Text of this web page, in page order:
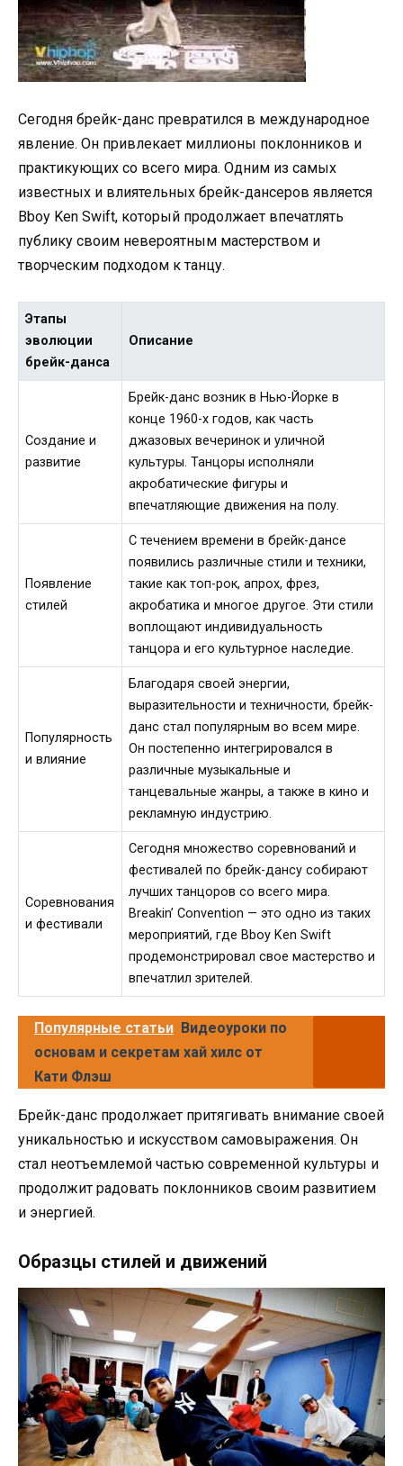
Сегодня брейк-данс превратился в международное
явление. Он привлекает миллионы поклонников и
практикующих со всего мира. Одним из самых
известных и влиятельных брейк-дансеров является
Bboy Ken Swift, который продолжает впечатлять
публику своим невероятным мастерством и
творческим подходом к танцу.
Этапы
эволюции
брейк-данса
Описание
Создание и
развитие
Брейк-данс возник в Нью-Йорке в
конце 1960-х годов, как часть
джазовых вечеринок и уличной
культуры. Танцоры исполняли
акробатические фигуры и
впечатляющие движения на полу.
Появление
стилей
С течением времени в брейк-дансе
появились различные стили и техники,
такие как топ-рок, апрох, фрез,
акробатика и многое другое. Эти стили
воплощают индивидуальность
танцора и его культурное наследие.
Популярность
и влияние
Благодаря своей энергии,
выразительности и техничности, брейк-
данс стал популярным во всем мире.
Он постепенно интегрировался в
различные музыкальные и
танцевальные жанры, а также в кино и
рекламную индустрию.
Соревнования
и фестивали
Сегодня множество соревнований и
фестивалей по брейк-дансу собирают
лучших танцоров со всего мира.
Breakin’ Convention — это одно из таких
мероприятий, где Bboy Ken Swift
продемонстрировал свое мастерство и
впечатлил зрителей.
Популярные статьи Видеоуроки по
основам и секретам хай хилс от
Кати Флэш
Брейк-данс продолжает притягивать внимание своей
уникальностью и искусством самовыражения. Он
стал неотъемлемой частью современной культуры и
продолжит радовать поклонников своим развитием
и энергией.
Образцы стилей и движений